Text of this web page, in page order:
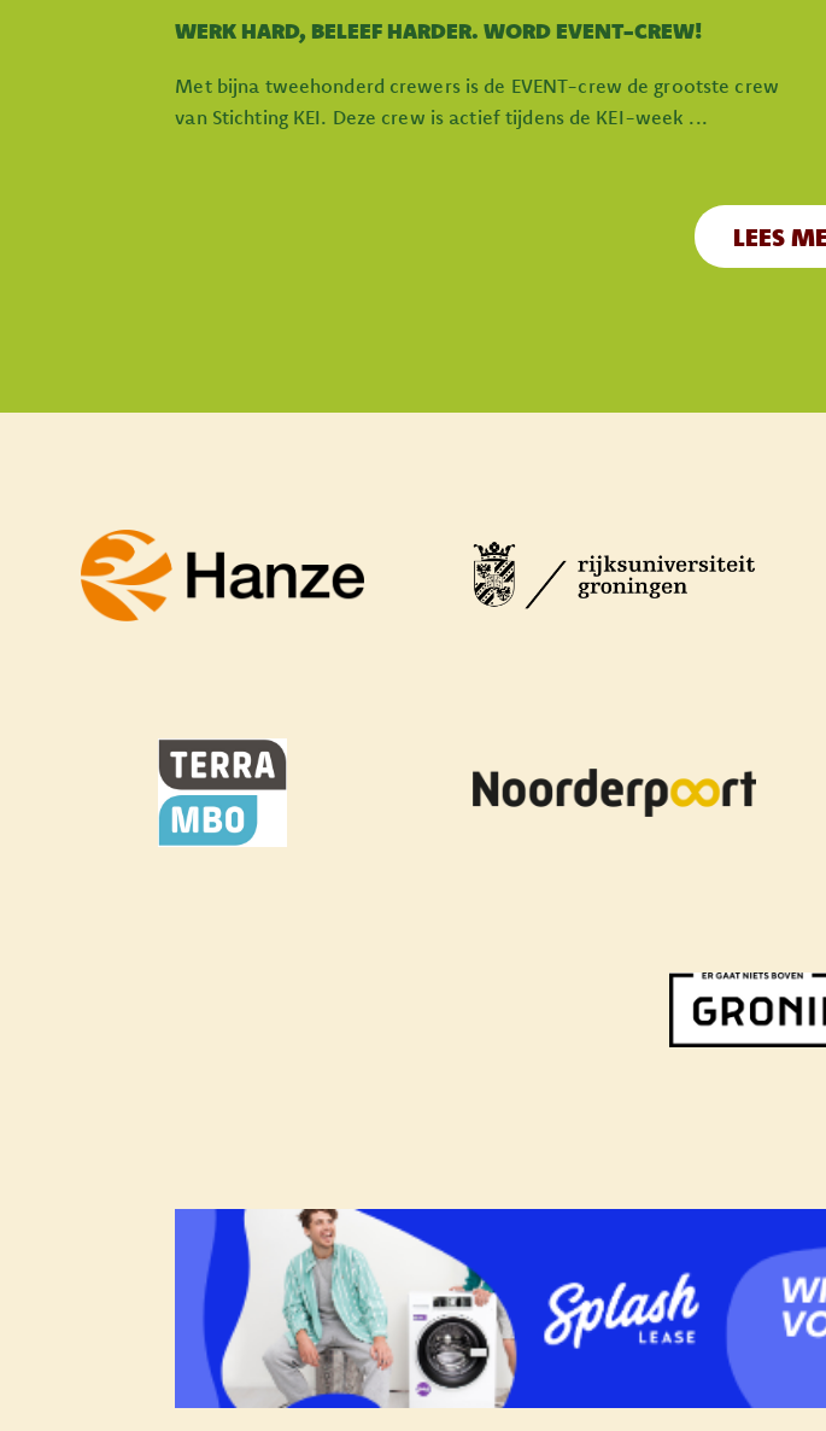
WERK HARD, BELEEF HARDER. WORD EVENT-CREW!
Met bijna tweehonderd crewers is de EVENT-crew de grootste crew
van Stichting KEI. Deze crew is actief tijdens de KEI-week ...
LEES